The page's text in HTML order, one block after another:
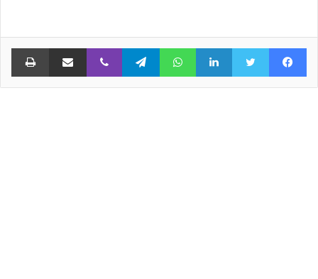
فيسبوكتويتر لينكدإنواتساب تيلقرام ڤايبر مشاركة عبر البريد